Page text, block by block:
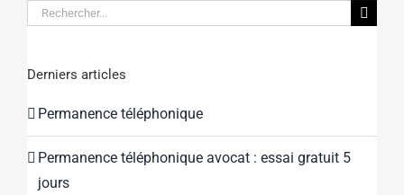
Rechercher:
Derniers articles
Permanence téléphonique
Permanence téléphonique avocat : essai gratuit 5
jours